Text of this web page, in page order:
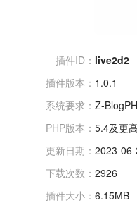
插件ID： live2d2
插件版本： 1.0.1
系统要求： Z-
PHP版本： 5.4及更高
更新日期： 2023-
下载次数： 2926
插件大小： 6.15MB